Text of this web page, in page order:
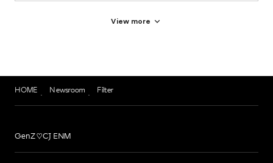
View more
HOME Newsroom Filter
GenZ♡CJ ENM